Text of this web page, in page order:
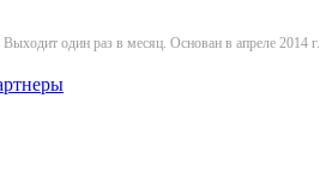
Выходит один раз в месяц. Основан в апреле 2014 г.